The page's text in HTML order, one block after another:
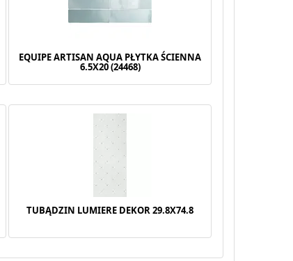
EQUIPE ARTISAN AQUA PŁYTKA ŚCIENNA
6.5X20 (24468)
TUBĄDZIN LUMIERE DEKOR 29.8X74.8